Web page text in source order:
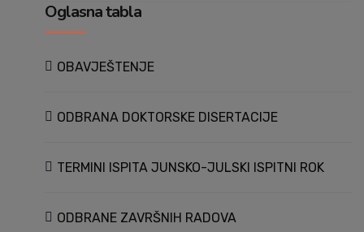
Oglasna tabla
OBAVJEŠTENJE
ODBRANA DOKTORSKE DISERTACIJE
TERMINI ISPITA JUNSKO-JULSKI ISPITNI ROK
ODBRANE ZAVRŠNIH RADOVA